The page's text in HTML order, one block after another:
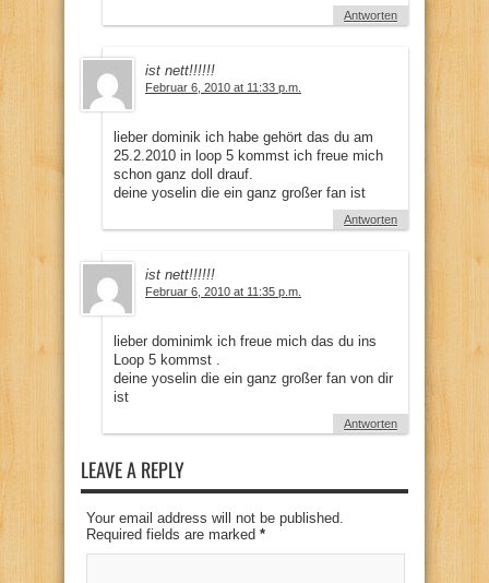
Antworten
ist nett!!!!!!
Februar 6, 2010 at 11:33 p.m.
lieber dominik ich habe gehört das du am
25.2.2010 in loop 5 kommst ich freue mich
schon ganz doll drauf.
deine yoselin die ein ganz großer fan ist
Antworten
ist nett!!!!!!
Februar 6, 2010 at 11:35 p.m.
lieber dominimk ich freue mich das du ins
Loop 5 kommst .
deine yoselin die ein ganz großer fan von dir
ist
Antworten
LEAVE A REPLY
Your email address will not be published.
Required fields are marked *